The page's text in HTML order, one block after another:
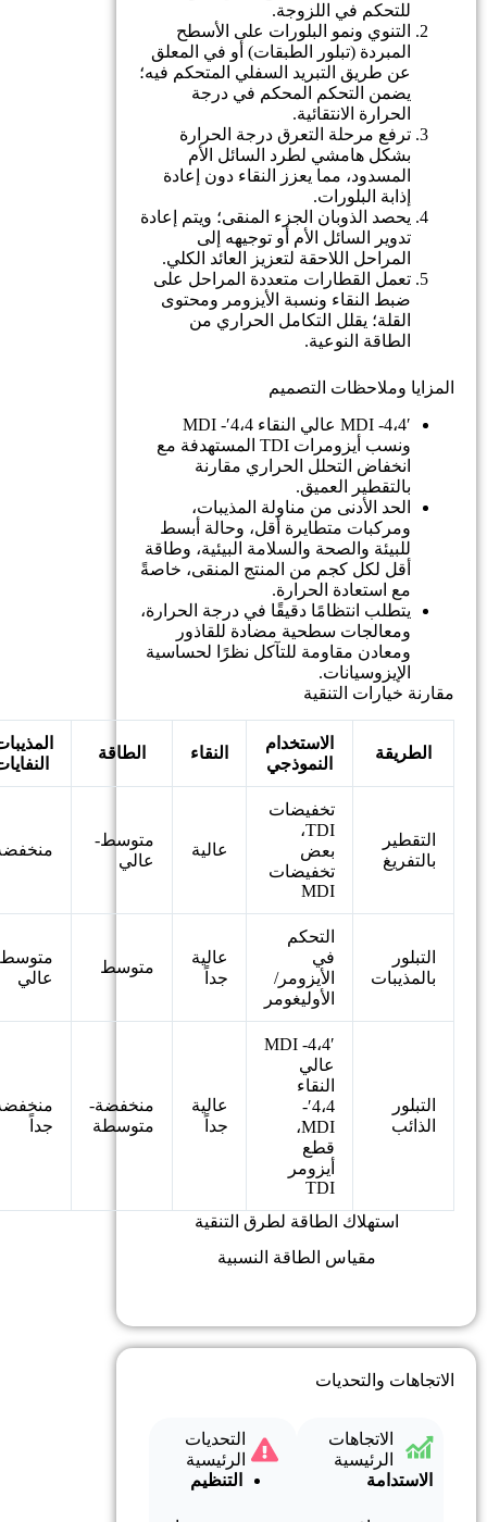
للتحكم في اللزوجة.
التنوي ونمو البلورات على الأسطح
المبردة (تبلور الطبقات) أو في المعلق
عن طريق التبريد السفلي المتحكم فيه؛
يضمن التحكم المحكم في درجة
الحرارة الانتقائية.
ترفع مرحلة التعرق درجة الحرارة
بشكل هامشي لطرد السائل الأم
المسدود، مما يعزز النقاء دون إعادة
إذابة البلورات.
يحصد الذوبان الجزء المنقى؛ ويتم إعادة
تدوير السائل الأم أو توجيهه إلى
المراحل اللاحقة لتعزيز العائد الكلي.
تعمل القطارات متعددة المراحل على
ضبط النقاء ونسبة الأيزومر ومحتوى
القلة؛ يقلل التكامل الحراري من
الطاقة النوعية.
المزايا وملاحظات التصميم
4،4′- MDI عالي النقاء 4،4′- MDI
ونسب أيزومرات TDI المستهدفة مع
انخفاض التحلل الحراري مقارنة
بالتقطير العميق.
الحد الأدنى من مناولة المذيبات،
ومركبات متطايرة أقل، وحالة أبسط
للبيئة والصحة والسلامة البيئية، وطاقة
أقل لكل كجم من المنتج المنقى، خاصةً
مع استعادة الحرارة.
يتطلب انتظامًا دقيقًا في درجة الحرارة،
ومعالجات سطحية مضادة للقاذور
ومعادن مقاومة للتآكل نظرًا لحساسية
الإيزوسيانات.
مقارنة خيارات التنقية
الطريقة
الاستخدام
النموذجي
النقاء الطاقة
التقطير
بالتفريغ
تخفيضات
TDI،
بعض
تخفيضات
MDI
عالية
متوسط-
عالي
التبلور
بالمذيبات
التحكم
في
الأيزومر/
الأوليغومر
عالية
جداً
متوسط
عالي
التبلور
الذائب
4،4′- MDI
عالي
النقاء
4،4′-
MDI،
قطع
أيزومر
TDI
عالية
جداً
منخفضة-
متوسطة
جداً
استهلاك الطاقة لطرق التنقية
مقياس الطاقة النسبية
الاتجاهات والتحديات
الاتجاهات
الرئيسية
الاستدامة
التحديات
الرئيسية
التنظيم